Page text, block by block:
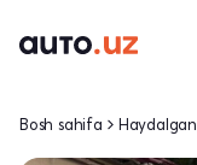
Bosh sahifa Haydalgan